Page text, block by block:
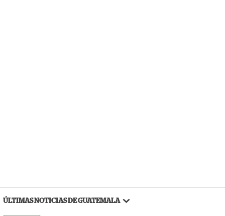
ÚLTIMAS NOTICIAS DE GUATEMALA